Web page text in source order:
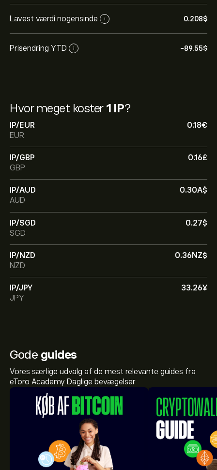
Hvor meget koster 1 IP?
IP/EUR
0.18‎€‎
EUR
IP/GBP
0.16‎£‎
GBP
IP/AUD
0.30‎A$‎
AUD
IP/SGD
0.27‎$‎
SGD
IP/NZD
0.36‎NZ$‎
NZD
IP/JPY
33.26‎¥‎
JPY
Lavest værdi nogensinde i 0.208‎$‎
Prisendring YTD i -89.55‎$‎
Gode guides
Vores særlige udvalg af de mest relevante guides fra
eToro Academy Daglige bevægelser